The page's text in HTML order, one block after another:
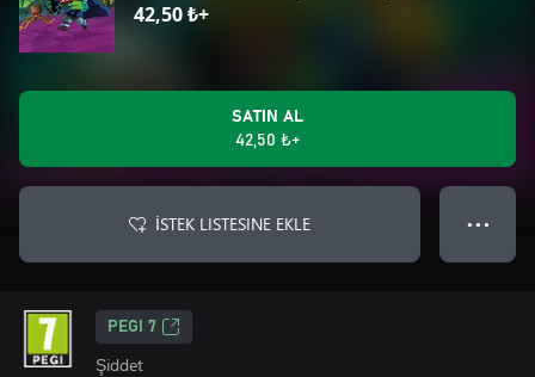
42,50 ₺+
SATIN AL
42,50 ₺+
İSTEK LISTESINE EKLE ● ● ●
PEGI 7
Şiddet